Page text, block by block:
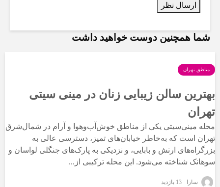
شما همچنین دوست خواهید داشت
مناطق تهران
بهترین سالن زیبایی زنان در مینی سیتی
تهران
محله مینی‌سیتی یکی از مناطق خوش‌آب‌وهوا و آرام در شمال‌شرق
تهران است که به‌خاطر خیابان‌های تمیز، دسترسی عالی به
بزرگراه‌های ارتش و بابایی، و نزدیکی به پارک‌های جنگلی لواسان و
سوهانک شناخته می‌شود. این محله ترکیبی از...
سارا 13 بازدید